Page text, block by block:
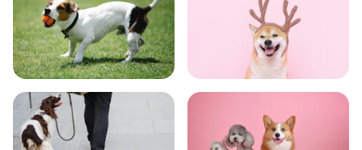
トレーニング グッズ